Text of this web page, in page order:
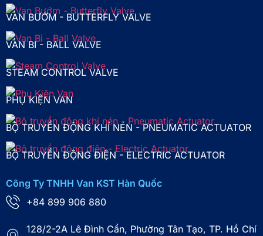
VAN BƯỚM - BUTTERFLY VALVE
VAN BI - BALL VALVE
STEAM CONTROL VALVE
PHỤ KIỆN VAN
BỘ TRUYỀN ĐỘNG KHÍ NÉN - PNEUMATIC ACTUATOR
BỘ TRUYỀN ĐỘNG ĐIỆN - ELECTRIC ACTUATOR
Công Ty TNHH Van KST Hàn Quốc
+84 899 906 880
128/2-2A Lê Đình Cẩn, Phường Tân Tạo, TP. Hồ Chí